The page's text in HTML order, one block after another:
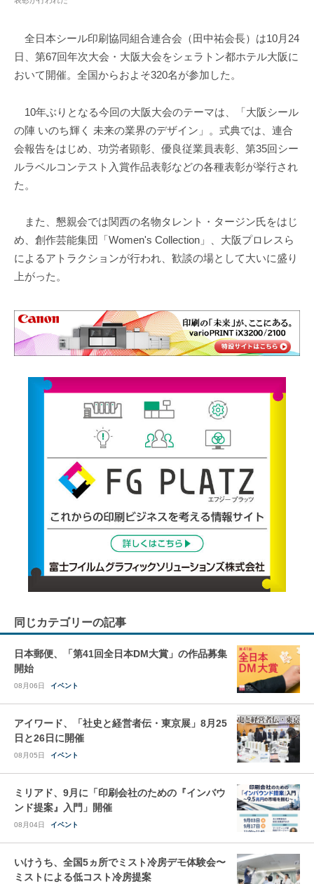
全日本シール印刷協同組合連合会（田中祐会長）は10月24
日、第67回年次大会・大阪大会をシェラトン都ホテル大阪に
おいて開催。全国からおよそ320名が参加した。
10年ぶりとなる今回の大阪大会のテーマは、「大阪シール
の陣 いのち輝く 未来の業界のデザイン」。式典では、連合
会報告をはじめ、功労者顕彰、優良従業員表彰、第35回シー
ルラベルコンテスト入賞作品表彰などの各種表彰が挙行され
た。
また、懇親会では関西の名物タレント・タージン氏をはじ
め、創作芸能集団「Women's Collection」、大阪プロレスら
によるアトラクションが行われ、歓談の場として大いに盛り
上がった。
同じカテゴリーの記事
日本郵便、「第41回全日本DM大賞」の作品募集
開始
08月06日 イベント
アイワード、「社史と経営者伝・東京展」8月25
日と26日に開催
08月05日 イベント
ミリアド、9月に「印刷会社のための『インバウ
ンド提案』入門」開催
08月04日 イベント
いけうち、全国5ヵ所でミスト冷房デモ体験会〜
ミストによる低コスト冷房提案